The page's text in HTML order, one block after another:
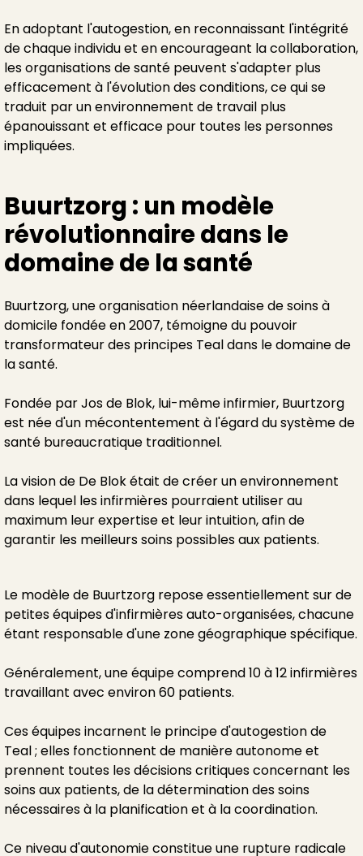
En adoptant l'autogestion, en reconnaissant l'intégrité
de chaque individu et en encourageant la collaboration,
les organisations de santé peuvent s'adapter plus
efficacement à l'évolution des conditions, ce qui se
traduit par un environnement de travail plus
épanouissant et efficace pour toutes les personnes
impliquées.
Buurtzorg : un modèle
révolutionnaire dans le
domaine de la santé
Buurtzorg, une organisation néerlandaise de soins à
domicile fondée en 2007, témoigne du pouvoir
transformateur des principes Teal dans le domaine de
la santé.
Fondée par Jos de Blok, lui-même infirmier, Buurtzorg
est née d'un mécontentement à l'égard du système de
santé bureaucratique traditionnel.
La vision de De Blok était de créer un environnement
dans lequel les infirmières pourraient utiliser au
maximum leur expertise et leur intuition, afin de
garantir les meilleurs soins possibles aux patients.
Le modèle de Buurtzorg repose essentiellement sur de
petites équipes d'infirmières auto-organisées, chacune
étant responsable d'une zone géographique spécifique.
Généralement, une équipe comprend 10 à 12 infirmières
travaillant avec environ 60 patients.
Ces équipes incarnent le principe d'autogestion de
Teal ; elles fonctionnent de manière autonome et
prennent toutes les décisions critiques concernant les
soins aux patients, de la détermination des soins
nécessaires à la planification et à la coordination.
Ce niveau d'autonomie constitue une rupture radicale